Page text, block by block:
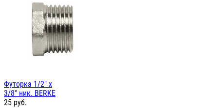
Футорка 1/2" х
3/8" ник. BERKE
25 руб.